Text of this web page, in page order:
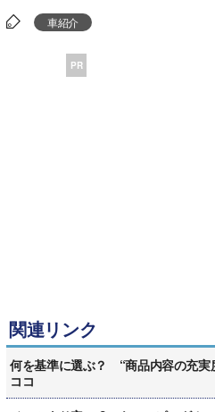
車紹介
PR
関連リンク
何を基準に選ぶ？ “商品内容の充実
ココ